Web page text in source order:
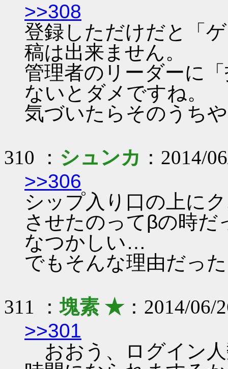
>>308
登録しただけだと「
稿は出来ません。
管理者のリーダーに
ないとダメですね。
気づいたらそのうち
310 ： シュンカ ：2014/
>>306
シップ入り口の上に
させたのってβの時
なつかしい…
でもそんな理由だっ
311 ：塊素 ★：2014/06/
>>301
おおう、ログイン